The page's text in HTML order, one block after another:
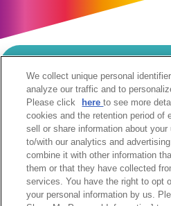
当サイトのご利用にあたって
個人情報の取扱いについて
ソーシャルメディア利用規約
ウェブアクセシビリティへの取組
サイトマップ
お問合せ
We collect unique personal
analyze our traffic and to
Please click
hereto see more
cookies and the retention period of
sell or share information about
to/with our analytics and
combine it with other information
them or that they have collected
services. You have the right to opt
your personal information by us.